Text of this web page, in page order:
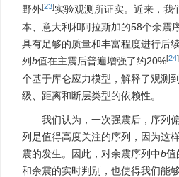
野外[23]实验观测所证实。近来，我
本、意大利和阿拉斯加的58个余震
具有足够的质量和丰富程度进行后
列b值在主震后普遍增强了约20%[24]
个基于库仑应力模型，解释了观测
级、距离和断层类型的依赖性。
我们认为，一次强震后，序列
列是值得高度关注的序列，因为这
震的发生。因此，对余震序列中b值
和余震的实时判别，也使得我们能